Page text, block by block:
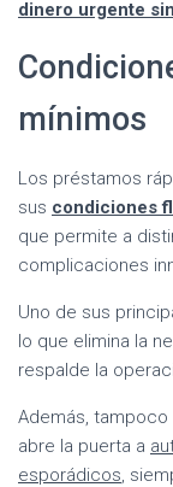
dinero urgente
mínimos
Los préstamos
sus condiciones
que permite a
complicaciones
Uno de sus
lo que elimina la
respalde la
Además, tampoco
abre la puerta a
esporádicos,